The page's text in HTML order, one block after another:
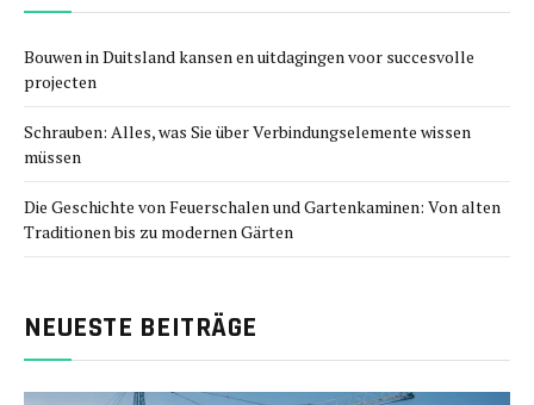
Bouwen in Duitsland kansen en uitdagingen voor succesvolle
projecten
Schrauben: Alles, was Sie über Verbindungselemente wissen
müssen
Die Geschichte von Feuerschalen und Gartenkaminen: Von alten
Traditionen bis zu modernen Gärten
NEUESTE BEITRÄGE